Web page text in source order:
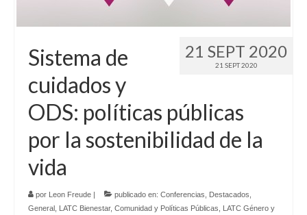
21 SEPT 2020
21 SEPT 2020
Sistema de
cuidados y
ODS: políticas públicas
por la sostenibilidad de la
vida
por Leon Freude | publicado en: Conferencias Destacados
General LATC Bienestar, Comunidad y Políticas Públicas
LATC Género y